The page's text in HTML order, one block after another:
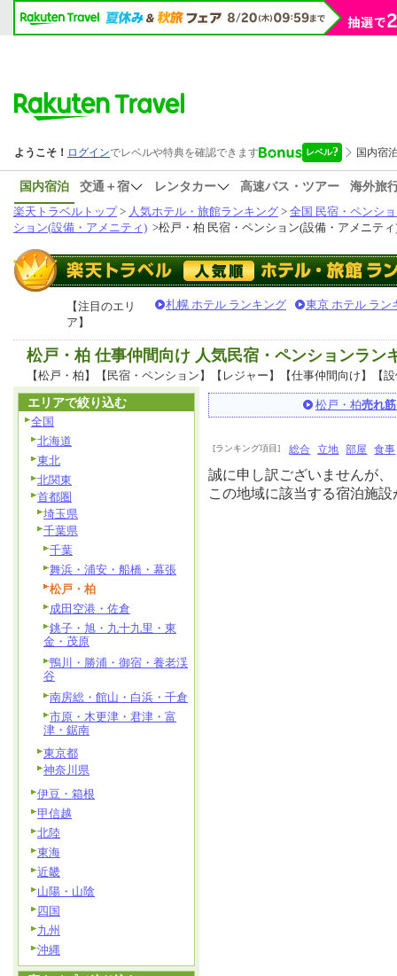
国内宿泊 交通＋宿 レンタカー 高速バス・ツアー
海外旅
楽天トラベルトップ> 人気ホテル・旅館ランキング > 全国 民宿・ペンシ
ション(設備・アメニティ) >松戸・柏 民宿・ペンション(設備・アメニティ
【注目のエリ
ア】
札幌 ホテル ランキング 東京 ホテル ラン
松戸・柏 仕事仲間向け 人気民宿・ペンションラン
【松戸・柏】【民宿・ペンション】【レジャー】【仕事仲間向け】【
松戸・柏売れ筋
[ランキング項目] 総合 立地 部屋 食事
誠に申し訳ございませんが、
この地域に該当する宿泊施
エリアで絞り込む
全国
北海道
東北
北関東
首都圏
埼玉県
千葉県
千葉
舞浜・浦安・船橋・幕張
松戸・柏
成田空港・佐倉
銚子・旭・九十九里・東
金・茂原
鴨川・勝浦・御宿・養老渓
谷
南房総・館山・白浜・千倉
市原・木更津・君津・富
津・鋸南
東京都
神奈川県
伊豆・箱根
甲信越
北陸
東海
近畿
山陽・山陰
四国
九州
沖縄